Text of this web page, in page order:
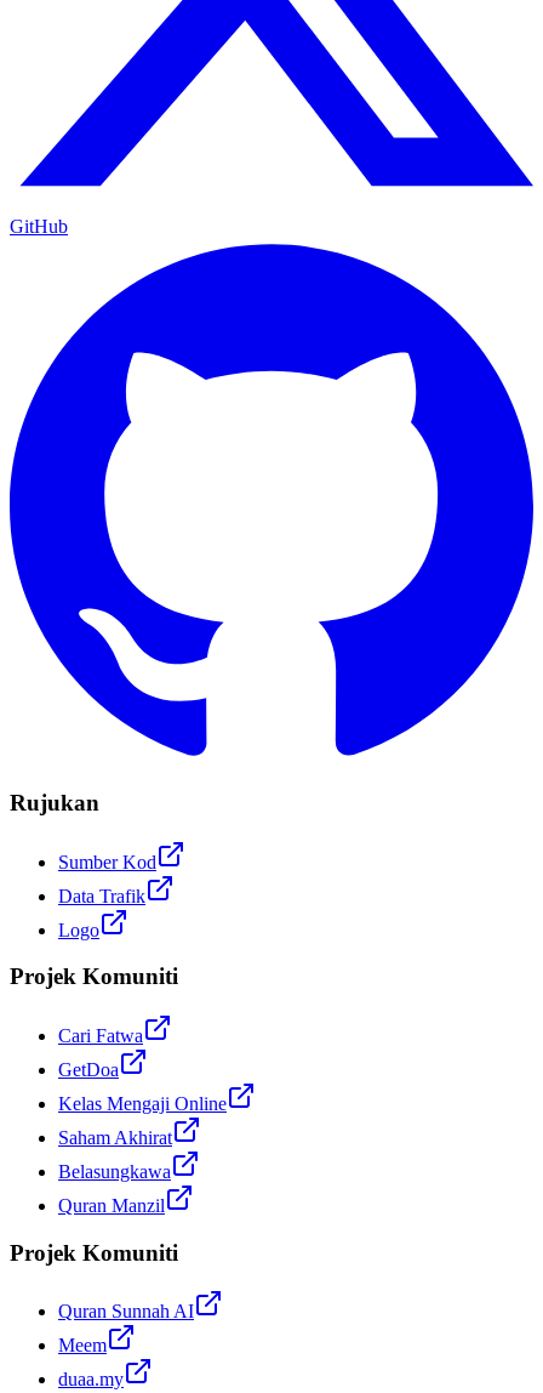
GitHub
Rujukan
Sumber Kod
Data Trafik
Logo
Projek Komuniti
Cari Fatwa
GetDoa
Kelas Mengaji Online
Saham Akhirat
Belasungkawa
Quran Manzil
Projek Komuniti
Quran Sunnah AI
Meem
duaa.my